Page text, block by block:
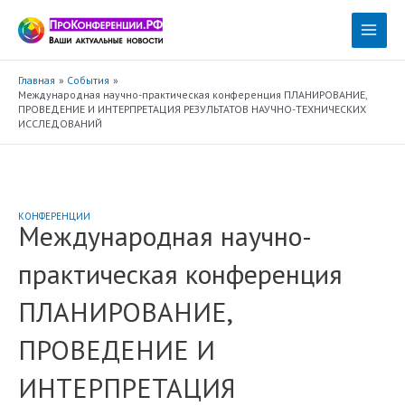
содержимому
Main
Главная
События
Международная научно-практическая конференция ПЛАНИРОВАНИЕ,
ПРОВЕДЕНИЕ И ИНТЕРПРЕТАЦИЯ РЕЗУЛЬТАТОВ НАУЧНО-ТЕХНИЧЕСКИХ
ИССЛЕДОВАНИЙ
КОНФЕРЕНЦИИ
Международная научно-
практическая конференция
ПЛАНИРОВАНИЕ,
ПРОВЕДЕНИЕ И
ИНТЕРПРЕТАЦИЯ